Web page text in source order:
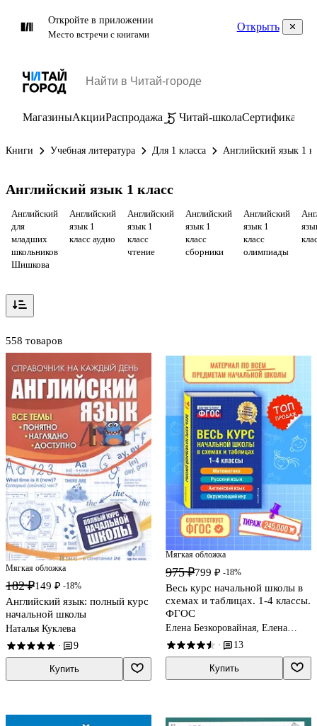
Откройте в приложении
Место встречи с книгами
Открыть
МагазиныАкцииРаспродажа Читай-школаСертификаты
Книги Учебная литература Для 1 класса Английский язык 1
Английский язык 1 класс
Английский
для
младших
школьников
Шишкова
Английский
язык 1
класс аудио
Английский
язык 1
класс
чтение
Английский
язык 1
класс
сборники
Английский
язык 1
класс
олимпиады
558 товаров
Мягкая обложка
182 ₽149 ₽ -18%
Английский язык: полный курс
начальной школы
Наталья Куклева
· 9
Купить
Мягкая обложка
975 ₽799 ₽ -18%
Весь курс начальной школы в
схемах и таблицах. 1-4 классы.
ФГОС
Елена Безкоровайная, Елена
Берестова, Наталия Вакуленко
· 13
Купить